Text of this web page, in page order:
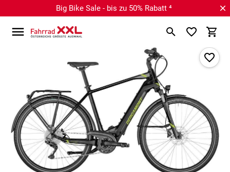
Big Bike Sale - bis zu 50% Rabatt ⁴